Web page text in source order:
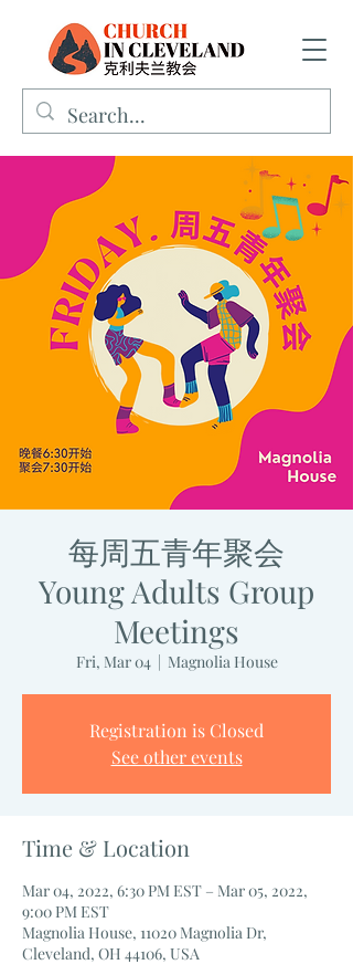
每周五青年聚会
Young Adults Group
Meetings
Fri, Mar 04
  |
Magnolia House
Registration is Closed
See other events
Time & Location
Mar 04, 2022, 6:30 PM EST – Mar 05, 2022,
9:00 PM EST
Magnolia House, 11020 Magnolia Dr,
Cleveland, OH 44106, USA